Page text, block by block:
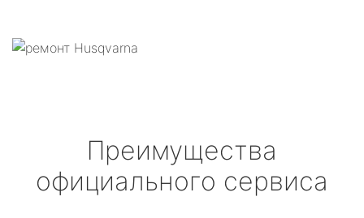
Преимущества
официального сервиса